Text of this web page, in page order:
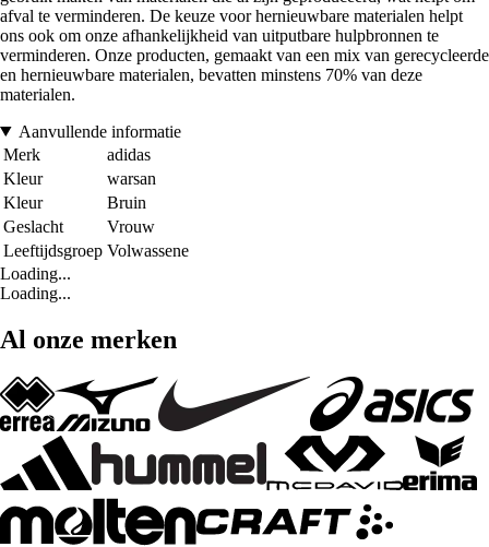
afval te verminderen. De keuze voor hernieuwbare materialen helpt
ons ook om onze afhankelijkheid van uitputbare hulpbronnen te
verminderen. Onze producten, gemaakt van een mix van gerecycleerde
en hernieuwbare materialen, bevatten minstens 70% van deze
materialen.
Aanvullende informatie
Merk
adidas
Kleur
warsan
Kleur
Bruin
Geslacht
Vrouw
Leeftijdsgroep Volwassene
Loading...
Loading...
Al onze merken